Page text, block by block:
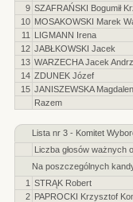
9 SZAFRAŃSKI Bogumił
10 MOSAKOWSKI Marek
11
LIGMANN Irena
12 JABŁKOWSKI Jacek
13 WARZECHA Jacek
14 ZDUNEK Józef
15 JANISZEWSKA
Razem
Lista nr 3 - Komitet
Liczba głosów ważnych
Na poszczególnych
1 STRĄK Robert
2 PAPROCKI Krzysztof